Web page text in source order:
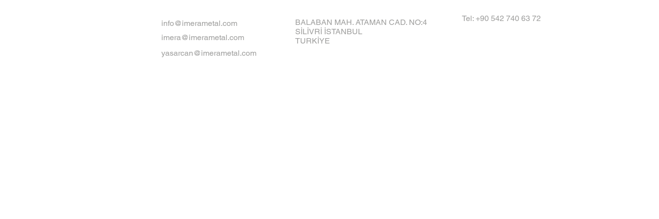
info@imerametal.com
imera@imerametal.com
BALABAN MAH. ATAMAN CAD. NO:4
SİLİVRİ İSTANBUL
TURKİYE
Tel: +90 542 740 63 72
yasarcan@imerametal.com